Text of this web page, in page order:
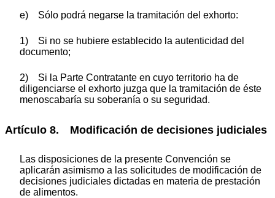
e) Sólo podrá negarse la tramitación del exhorto:
1) Si no se hubiere establecido la autenticidad del
documento;
2) Si la Parte Contratante en cuyo territorio ha de
diligenciarse el exhorto juzga que la tramitación de éste
menoscabaría su soberanía o su seguridad.
Artículo 8. Modificación de decisiones judiciales
Las disposiciones de la presente Convención se
aplicarán asimismo a las solicitudes de modificación de
decisiones judiciales dictadas en materia de prestación
de alimentos.